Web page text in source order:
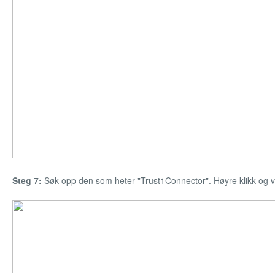
Steg 7: Søk opp den som heter "Trust1Connector". Høyre klikk og